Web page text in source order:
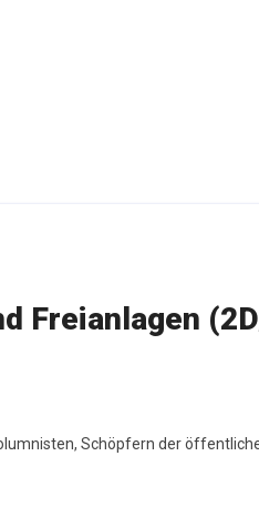
Freianlagen
Schöpfern der